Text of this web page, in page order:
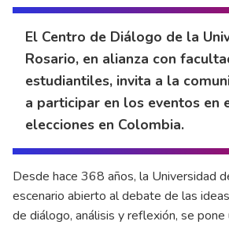
El Centro de Diálogo de la
Rosario, en alianza con
estudiantiles, invita a la
a participar en los eventos en
elecciones en Colombia.
Desde hace 368 años, la Universidad
escenario abierto al debate de las
de diálogo, análisis y reflexión, se pone